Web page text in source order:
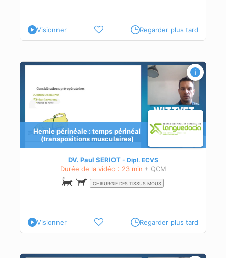
Visionner Regarder plus tard
Hernie périnéale : temps périnéal
(transpositions musculaires)
DV. Paul SERIOT Dipl. ECVS
Durée de la vidéo : 23 min + QCM
CHIRURGIE DES TISSUS MOUS
Visionner Regarder plus tard